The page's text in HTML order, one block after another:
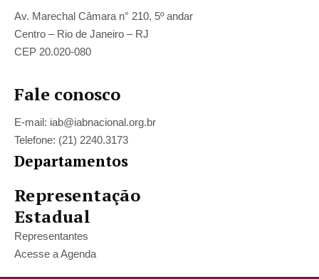
Av. Marechal Câmara n° 210, 5º andar
Centro – Rio de Janeiro – RJ
CEP 20.020-080
Fale conosco
E-mail: iab@iabnacional.org.br
Telefone: (21) 2240.3173
Departamentos
Representação
Estadual
Representantes
Acesse a Agenda